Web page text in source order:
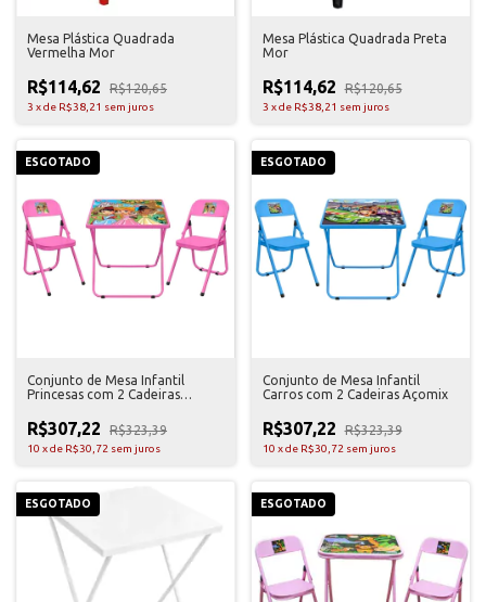
Mesa Plástica Quadrada
Vermelha Mor
R$114,62 R$120,65
3 xde R$38,21 sem juros
Mesa Plástica Quadrada Preta
Mor
R$114,62 R$120,65
3 xde R$38,21 sem juros
ESGOTADO
Conjunto de Mesa Infantil
Princesas com 2 Cadeiras
R$307,22 R$323,39
10 xde R$30,72 sem juros
ESGOTADO
Conjunto de Mesa Infantil
Carros com 2 Cadeiras Açomix
R$307,22 R$323,39
10 xde R$30,72 sem juros
ESGOTADO ESGOTADO